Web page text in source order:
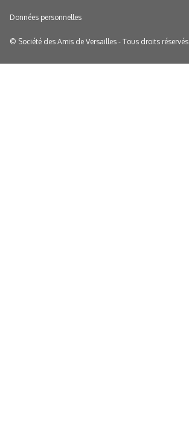
Données personnelles
© Société des Amis de Versailles - Tous droits réservés